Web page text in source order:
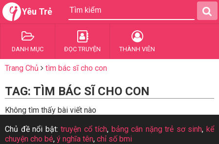
Yêu Trẻ
DANH MỤC ĐỌC TRUYỆN THÀNH VIÊN
Trang Chủ tìm bác sĩ cho con
TAG: TÌM BÁC SĨ CHO CON
Không tìm thấy bài viết nào
Chủ đề nổi bật:truyện cổ tích, bảng cân nặng trẻ sơ sinh,kể
chuyện cho bé, ý nghĩa tên, chỉ số bmi